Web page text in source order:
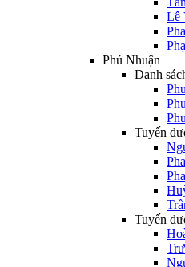
Lê
Phú Nhuận
Danh
Tuyến
Tuyến